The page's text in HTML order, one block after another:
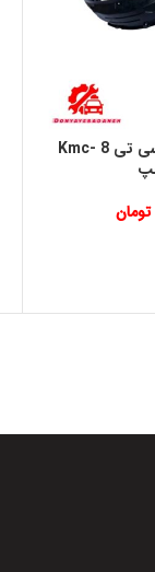
شلگیر جلو کی ام سی تی 8 Kmc-
تومان